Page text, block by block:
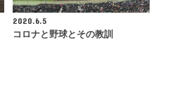
2020.6.5
コロナと野球とその教訓